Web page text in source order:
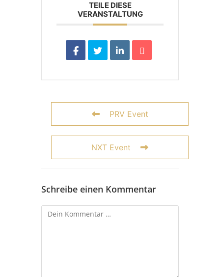
TEILE DIESE
VERANSTALTUNG
PRV Event
NXT Event
Schreibe einen Kommentar